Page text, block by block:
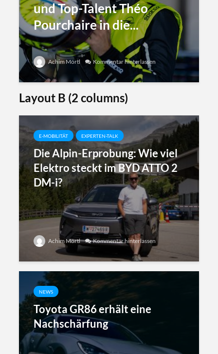
und Top-Talent Théo
Pourchaire in die...
Achim Mörtl Kommentar hinterlassen
Layout B (2 columns)
E-MOBILITÄT EXPERTEN-TALK
Die Alpin-Erprobung: Wie viel
Elektro steckt im BYD ATTO 2
DM-i?
Achim Mörtl Kommentar hinterlassen
NEWS
Toyota GR86 erhält eine
Nachschärfung